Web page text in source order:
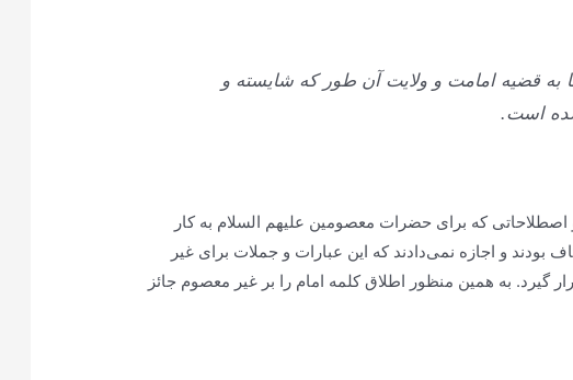
به قضيه امامت و ولايت آن طور كه شايسته و
است.
اصطلاحاتى كه براى حضرات معصومين علیهم السلام به كار
و اجازه نمی‌دادند كه اين عبارات و جملات براى غير
گيرد. به همین منظور اطلاق کلمه امام را بر غیر معصوم جائز